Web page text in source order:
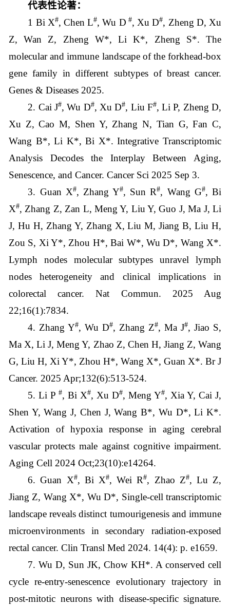
代表性论著：
1 Bi X#, Chen L#, Wu D #, Xu D#, Zheng D, Xu
Z, Wan Z, Zheng W*, Li K*, Zheng S*. The
molecular and immune landscape of the forkhead-box
gene family in different subtypes of breast cancer.
Genes & Diseases 2025.
2. Cai J#, Wu D#, Xu D#, Liu F#, Li P, Zheng D,
Xu Z, Cao M, Shen Y, Zhang N, Tian G, Fan C,
Wang B*, Li K*, Bi X*. Integrative Transcriptomic
Analysis Decodes the Interplay Between Aging,
Senescence, and Cancer. Cancer Sci 2025 Sep 3.
3. Guan X#, Zhang Y#, Sun R#, Wang G#, Bi
X#, Zhang Z, Zan L, Meng Y, Liu Y, Guo J, Ma J, Li
J, Hu H, Zhang Y, Zhang X, Liu M, Jiang B, Liu H,
Zou S, Xi Y*, Zhou H*, Bai W*, Wu D*, Wang X*.
Lymph nodes molecular subtypes unravel lymph
nodes heterogeneity and clinical implications in
colorectal cancer. Nat Commun. 2025 Aug
22;16(1):7834.
4. Zhang Y#, Wu D#, Zhang Z#, Ma J#, Jiao S,
Ma X, Li J, Meng Y, Zhao Z, Chen H, Jiang Z, Wang
G, Liu H, Xi Y*, Zhou H*, Wang X*, Guan X*. Br J
Cancer. 2025 Apr;132(6):513-524.
5.Li P #, Bi X#, Xu D#, Meng Y#, Xia Y, Cai J,
Shen Y, Wang J, Chen J, Wang B*, Wu D*, Li K*.
Activation of hypoxia response in aging cerebral
vascular protects male against cognitive impairment.
Aging Cell 2024 Oct;23(10):e14264.
6. Guan X#, Bi X#, Wei R#, Zhao Z#, Lu Z,
Jiang Z, Wang X*, Wu D*, Single-cell transcriptomic
landscape reveals distinct tumourigenesis and immune
microenvironments in secondary radiation-exposed
rectal cancer. Clin Transl Med 2024. 14(4): p. e1659.
7. Wu D, Sun JK, Chow KH*. A conserved cell
cycle re-entry-senescence evolutionary trajectory in
post-mitotic neurons with disease-specific signature.